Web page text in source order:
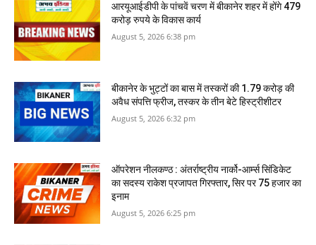
आरयूआईडीपी के पांचवें चरण में बीकानेर शहर में होंगे 479
करोड़ रुपये के विकास कार्य
August 5, 2026 6:38 pm
बीकानेर के भुट्टों का बास में तस्‍करों की 1.79 करोड़ की
अवैध संपत्ति फ्रीज, तस्‍कर के तीन बेटे हिस्‍ट्रीशीटर
August 5, 2026 6:32 pm
ऑपरेशन नीलकण्ठ : अंतर्राष्ट्रीय नार्को-आर्म्स सिंडिकेट
का सदस्य राकेश प्रजापत गिरफ्तार, सिर पर 75 हजार का
इनाम
August 5, 2026 6:25 pm